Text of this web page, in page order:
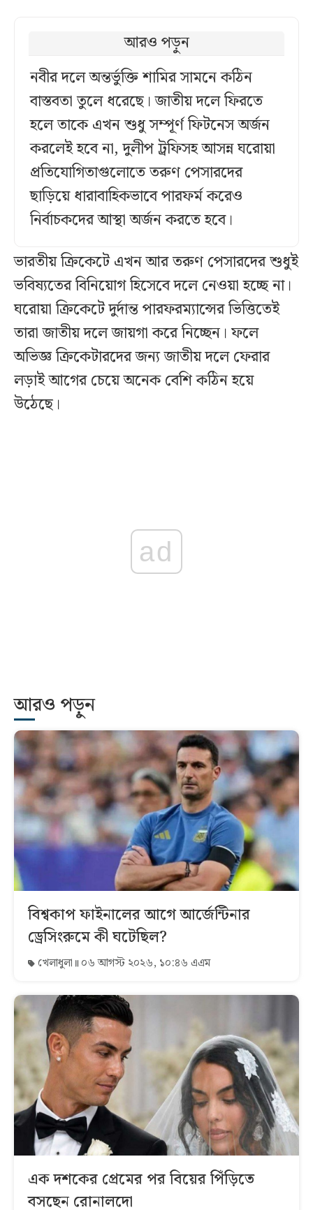
আরও পড়ুন
নবীর দলে অন্তর্ভুক্তি শামির সামনে কঠিন
বাস্তবতা তুলে ধরেছে। জাতীয় দলে ফিরতে
হলে তাকে এখন শুধু সম্পূর্ণ ফিটনেস অর্জন
করলেই হবে না, দুলীপ ট্রফিসহ আসন্ন ঘরোয়া
প্রতিযোগিতাগুলোতে তরুণ পেসারদের
ছাড়িয়ে ধারাবাহিকভাবে পারফর্ম করেও
নির্বাচকদের আস্থা অর্জন করতে হবে।
ভারতীয় ক্রিকেটে এখন আর তরুণ পেসারদের শুধুই
ভবিষ্যতের বিনিয়োগ হিসেবে দলে নেওয়া হচ্ছে না।
ঘরোয়া ক্রিকেটে দুর্দান্ত পারফরম্যান্সের ভিত্তিতেই
তারা জাতীয় দলে জায়গা করে নিচ্ছেন। ফলে
অভিজ্ঞ ক্রিকেটারদের জন্য জাতীয় দলে ফেরার
লড়াই আগের চেয়ে অনেক বেশি কঠিন হয়ে
উঠেছে।
ad
আরও পড়ুন
বিশ্বকাপ ফাইনালের আগে আর্জেন্টিনার
ড্রেসিংরুমে কী ঘটেছিল?
খেলাধুলা ০৬ আগস্ট ২০২৬, ১০:৪৬ এএম
এক দশকের প্রেমের পর বিয়ের পিঁড়িতে
বসছেন রোনালদো